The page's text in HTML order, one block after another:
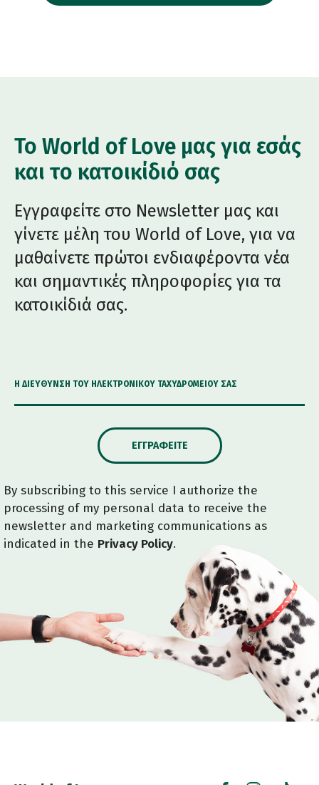
Το World of Love μας για εσάς
και το κατοικίδιό σας
Εγγραφείτε στο Newsletter μας και
γίνετε μέλη του World of Love, για να
μαθαίνετε πρώτοι ενδιαφέροντα νέα
και σημαντικές πληροφορίες για τα
κατοικίδιά σας.
Η ΔΙΕΎΘΥΝΣΗ ΤΟΥ ΗΛΕΚΤΡΟΝΙΚΟΎ ΤΑΧΥΔΡΟΜΕΊΟΥ ΣΑΣ
ΕΓΓΡΑΦΕΊΤΕ
By subscribing to this service I authorize the
processing of my personal data to receive the
newsletter and marketing communications as
indicated in the Privacy Policy.